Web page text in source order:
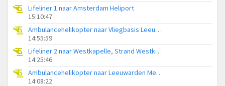
Lifeliner 1 naar Amsterdam Heliport
15:10:47
Ambulancehelikopter naar Vliegbasis Leeuwarden
14:55:59
Lifeliner 2 naar Westkapelle, Strand Westkapelle
14:25:46
Ambulancehelikopter naar Leeuwarden Medical Center Heliport
14:08:22